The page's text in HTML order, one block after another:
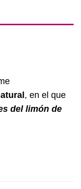
, en el que
del limón de